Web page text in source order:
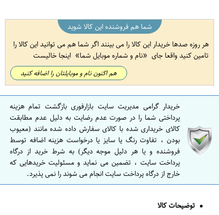
شما هم فروشنده این کالا شوید
هر روزه صدها خریدار این کالا را می بینند اگر شما هم می توانید این کالا را
تامین کنید واقعا جای
نام و شماره موبایل شما اینجا خالیست
هم اکنون نام و موبایلتان را اضافه کنید
خریدار گرامی مدیریت سایت بازارفوری بازگشت تمام هزینه
پرداختی شما را در صورت عدم رضایت به دلیل عدم مطابقت
کالای خریداری شده با کالای سفارش داده شده مانند (معیوب
بودن ، تفاوت رنگ یا سایز یا درخواست هزینه اضافه توسط
فروشنده و یا هر دلیل موجه دیگر) به شرط خرید از درگاه
پرداخت سایت ، تضمین می نماید و مسئولیت خریدهایی که
خارج از درگاه پرداخت سایت انجام می شوند را نمی پذیرد.
توضیحات کالا